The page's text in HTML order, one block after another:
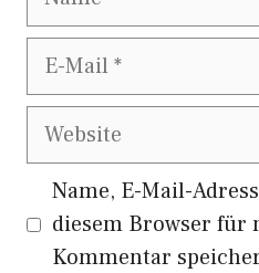
E-
Website
Name, E-Mail-
diesem Browser für
Kommentar